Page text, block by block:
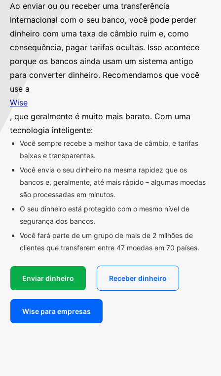
Ao enviar ou ou receber uma transferência
internacional com o seu banco, você pode perder
dinheiro com uma taxa de câmbio ruim e, como
consequência, pagar tarifas ocultas. Isso acontece
porque os bancos ainda usam um sistema antigo
para converter dinheiro. Recomendamos que você
use a
Wise
, que geralmente é muito mais barato. Com uma
tecnologia inteligente:
Você sempre recebe a melhor taxa de câmbio, e tarifas
baixas e transparentes.
Você envia o seu dinheiro na mesma rapidez que os
bancos e, geralmente, até mais rápido – algumas moedas
são processadas em minutos.
O seu dinheiro está protegido com o mesmo nível de
segurança dos bancos.
Você fará parte de um grupo de mais de 2 milhões de
clientes que transferem entre 47 moedas em 70 países.
Enviar dinheiro Receber dinheiro
Wise para empresas